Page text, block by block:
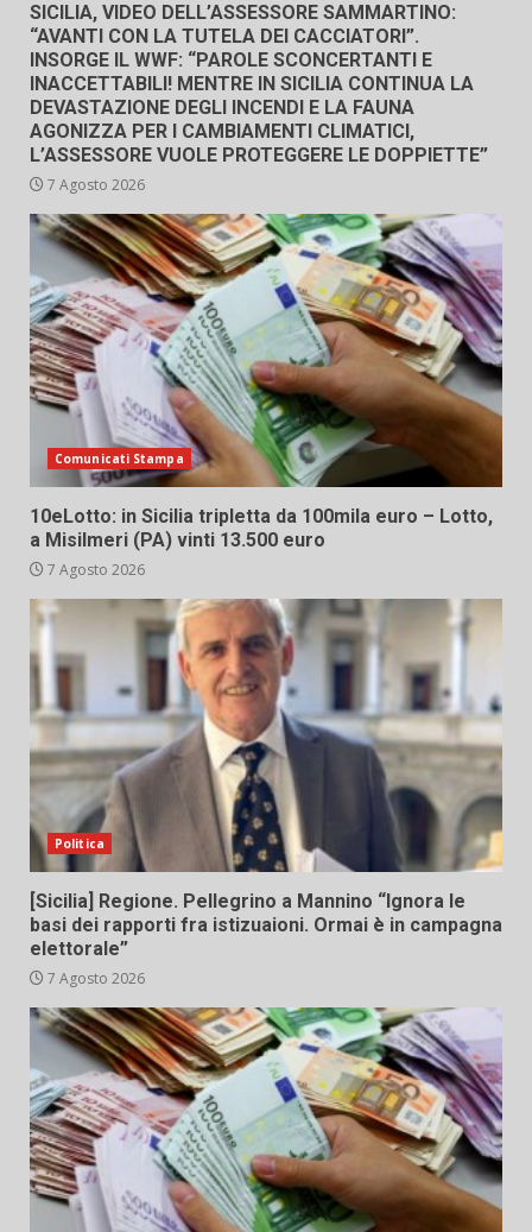
SICILIA, VIDEO DELL’ASSESSORE SAMMARTINO:
“AVANTI CON LA TUTELA DEI CACCIATORI”.
INSORGE IL WWF: “PAROLE SCONCERTANTI E
INACCETTABILI! MENTRE IN SICILIA CONTINUA LA
DEVASTAZIONE DEGLI INCENDI E LA FAUNA
AGONIZZA PER I CAMBIAMENTI CLIMATICI,
L’ASSESSORE VUOLE PROTEGGERE LE DOPPIETTE”
7 Agosto 2026
Comunicati Stampa
10eLotto: in Sicilia tripletta da 100mila euro – Lotto,
a Misilmeri (PA) vinti 13.500 euro
7 Agosto 2026
Politica
[Sicilia] Regione. Pellegrino a Mannino “Ignora le
basi dei rapporti fra istizuaioni. Ormai è in campagna
elettorale”
7 Agosto 2026